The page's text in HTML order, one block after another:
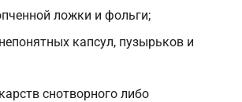
ложки и фольги;
капсул, пузырьков и
снотворного либо